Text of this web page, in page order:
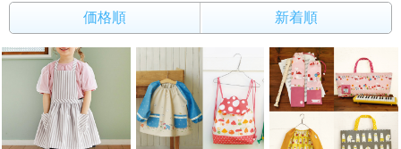
価格順 新着順